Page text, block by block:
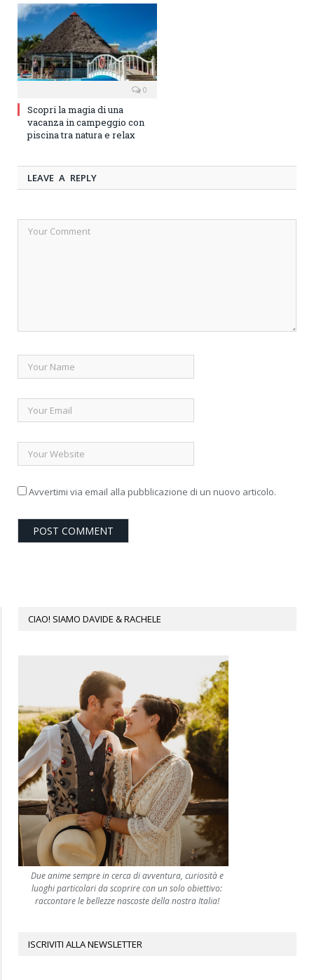
0
Scopri la magia di una
vacanza in campeggio con
piscina tra natura e relax
LEAVE A REPLY
Avvertimi via email alla pubblicazione di un nuovo articolo.
CIAO! SIAMO DAVIDE & RACHELE
Due anime sempre in cerca di avventura, curiosità e
luoghi particolari da scoprire con un solo obiettivo:
raccontare le bellezze nascoste della nostra Italia!
ISCRIVITI ALLA NEWSLETTER